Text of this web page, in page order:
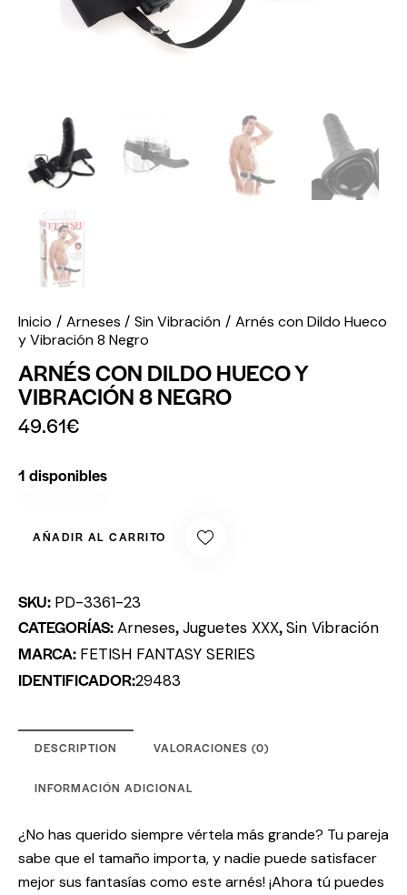
Inicio Arneses Sin Vibración
Arnés con Dildo Hueco
y Vibración 8 Negro
ARNÉS CON DILDO HUECO Y
VIBRACIÓN 8 NEGRO
49.61€
1 disponibles
AÑADIR AL CARRITO
SKU: PD-3361-23
CATEGORÍAS:Arneses,Juguetes XXX,Sin Vibración
MARCA: FETISH FANTASY SERIES
IDENTIFICADOR:29483
DESCRIPTION VALORACIONES (0)
INFORMACIÓN ADICIONAL
¿No has querido siempre vértela más grande? Tu pareja
sabe que el tamaño importa, y nadie puede satisfacer
mejor sus fantasías como este arnés! ¡Ahora tú puedes